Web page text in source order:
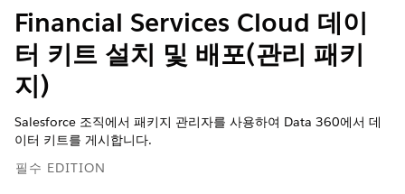
Financial Services Cloud 데이
터 키트 설치 및 배포(관리 패키
지)
Salesforce 조직에서 패키지 관리자를 사용하여 Data 360에서 데
이터 키트를 게시합니다.
필수 EDITION